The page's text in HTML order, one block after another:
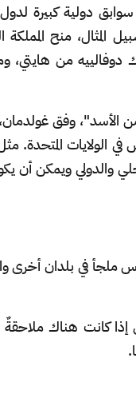
دولية كبيرة
منح المملكة
دوفالييه من هايتي،
الأسد"، وفق
في الولايات المتحدة.
والدولي ويمكن أن
ملجأ في بلدان أخرى
إذا كانت هناك ملاحقةٌ